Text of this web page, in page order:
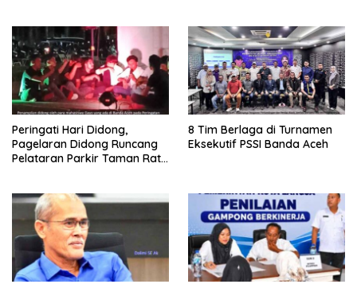
Peringati Hari Didong,
Pagelaran Didong Runcang
Pelataran Parkir Taman Ratu
8 Tim Berlaga di Turnamen
Eksekutif PSSI Banda Aceh